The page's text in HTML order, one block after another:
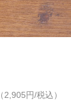
（2,905円/税込）